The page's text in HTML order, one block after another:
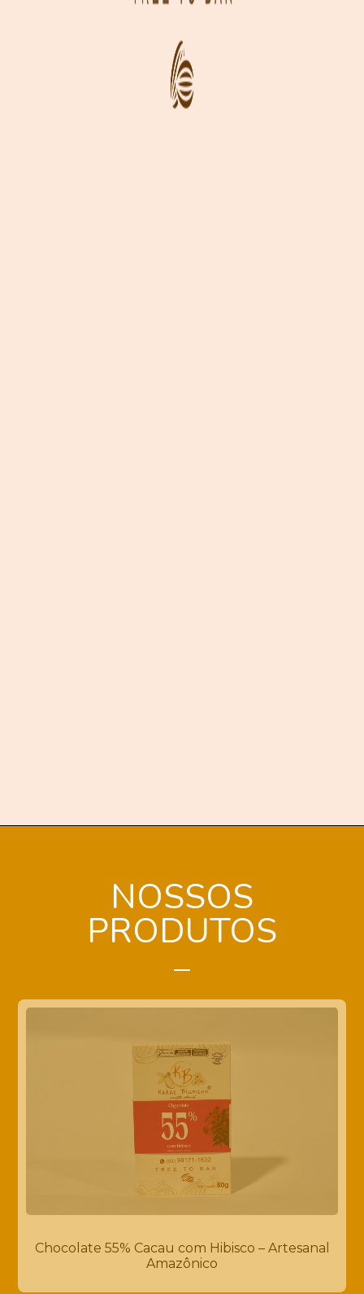
NOSSOS
PRODUTOS
Chocolate 55% Cacau com Hibisco – Artesanal
Amazônico